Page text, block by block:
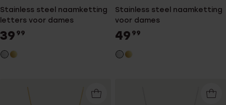
Stainless steel naamketting
letters voor dames
39 99
Stainless steel naamketting
voor dames
49 99